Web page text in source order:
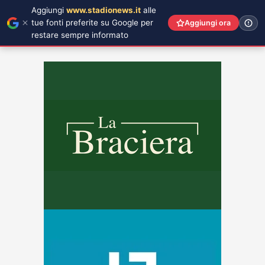
Aggiungi www.stadionews.it alle
tue fonti preferite su Google per
restare sempre informato
Aggiungi ora